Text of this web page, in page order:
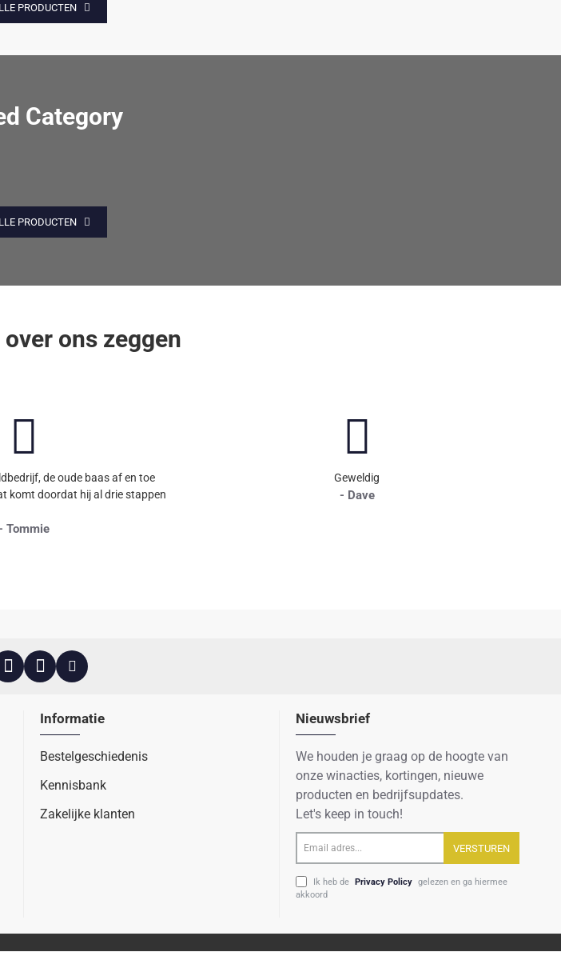
PRODUCTEN
Category
PRODUCTEN
ons zeggen
de oude baas af en toe
komt doordat hij al drie stappen
Tommie
Geweldig
- Dave
Informatie
Bestelgeschiedenis
Kennisbank
Zakelijke klanten
Nieuwsbrief
We houden je graag op de hoogte van
onze winacties, kortingen, nieuwe
producten en bedrijfsupdates.
Let's keep in touch!
Email
adres...
VERSTUREN
Ik heb de Privacy Policy gelezen en ga hiermee
akkoord